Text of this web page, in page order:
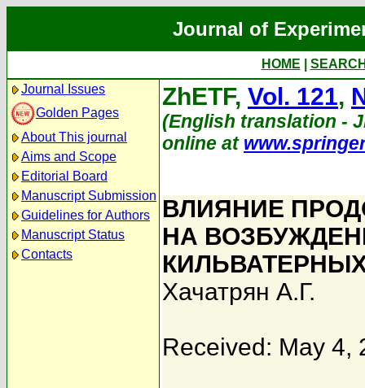
Journal of
HOME
Journal Issues
Golden Pages
About This journal
Aims and Scope
Editorial Board
Manuscript Submission
Guidelines for Authors
Manuscript Status
Contacts
ZhETF, Vol. 121,
(English translation -
online at
ВЛИЯНИЕ
НА
Хачатрян А.Г.
Received: May 4,